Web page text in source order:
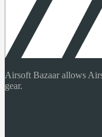
Airsoft Bazaar allows
gear.